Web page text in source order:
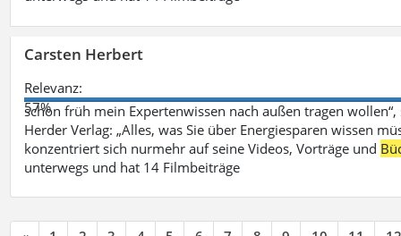
Carsten Herbert
Relevanz:
57%
schon früh mein Expertenwissen nach außen tragen
Herder Verlag: „Alles, was Sie über Energiesparen wissen
konzentriert sich nurmehr auf seine Videos, Vorträge und
unterwegs und hat 14 Filmbeiträge